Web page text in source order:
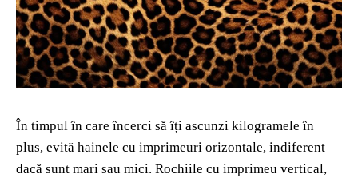
În timpul în care încerci să îți ascunzi kilogramele în
plus, evită hainele cu imprimeuri orizontale, indiferent
dacă sunt mari sau mici. Rochiile cu imprimeu vertical,